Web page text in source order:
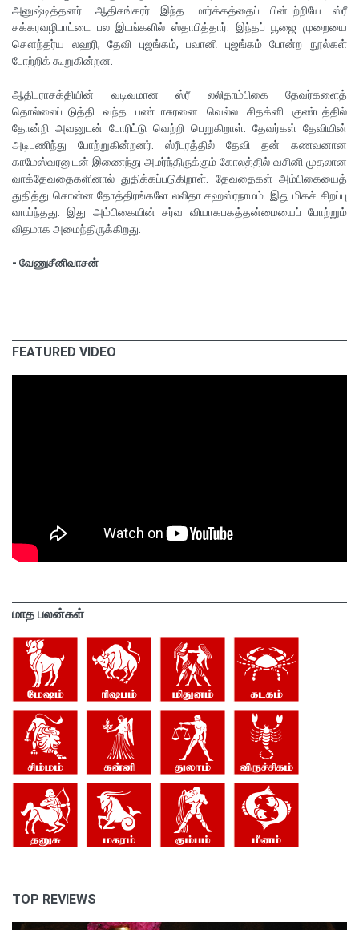
அனுஷ்டித்தனர். ஆதிசங்கரர் இந்த மார்க்கத்தைப் பின்பற்றியே ஸ்ரீ
சக்கரவழிபாட்டை பல இடங்களில் ஸ்தாபித்தார். இந்தப் பூஜை முறையை
சௌந்தர்ய லஹரி, தேவி புஜங்கம், பவானி புஜங்கம் போன்ற நூல்கள்
போற்றிக் கூறுகின்றன.
ஆதிபராசக்தியின் வடிவமான ஸ்ரீ லலிதாம்பிகை தேவர்களைத்
தொல்லைப்படுத்தி வந்த பண்டாசுரனை வெல்ல சிதக்னி குண்டத்தில்
தோன்றி அவனுடன் போரிட்டு வெற்றி பெறுகிறாள். தேவர்கள் தேவியின்
அடிபணிந்து போற்றுகின்றனர். ஸ்ரீபுரத்தில் தேவி தன் கணவனான
காமேஸ்வரனுடன் இணைந்து அமர்ந்திருக்கும் கோலத்தில் வசினி முதலான
வாக்தேவதைகளினால் துதிக்கப்படுகிறாள். தேவதைகள் அம்பிகையைத்
துதித்து சொன்ன தோத்திரங்களே லலிதா சஹஸ்ரநாமம். இது மிகச் சிறப்பு
வாய்ந்தது. இது அம்பிகையின் சர்வ வியாகபகத்தன்மையைப் போற்றும்
விதமாக அமைந்திருக்கிறது.
- வேணுசீனிவாசன்
FEATURED VIDEO
மாத பலன்கள்
TOP REVIEWS